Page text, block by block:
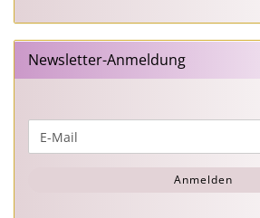
Newsletter-Anmeldung
ZUR
E-
Mail
Anmelden